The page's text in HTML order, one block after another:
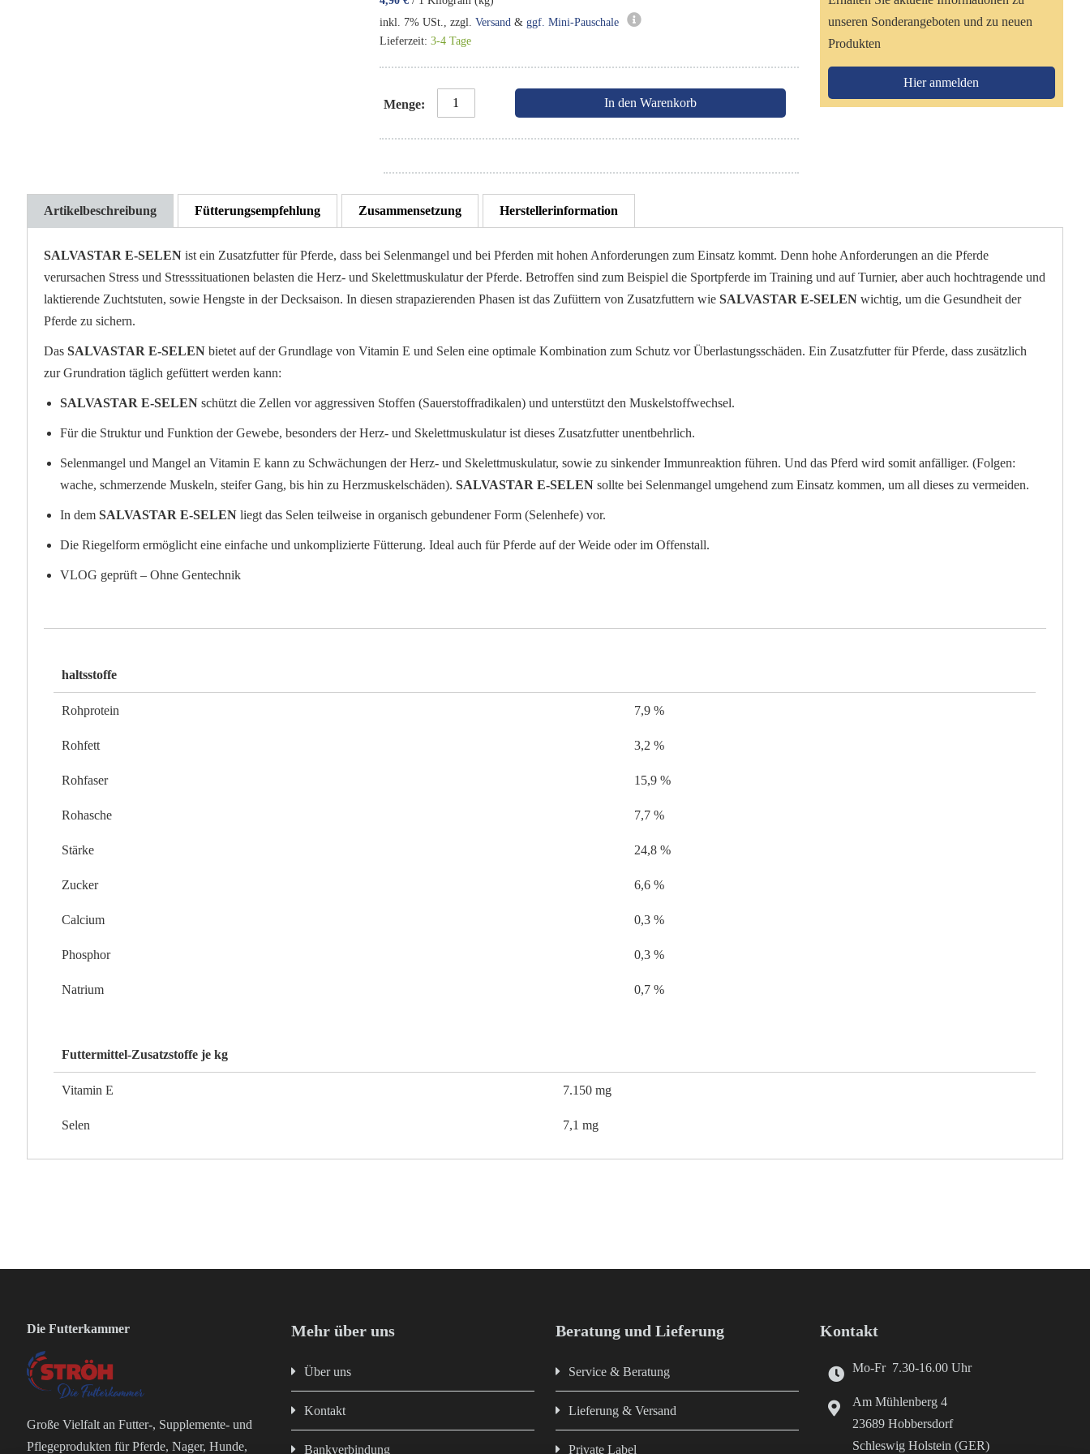
inkl. 7% USt., zzgl. Versand& ggf. Mini-Pauschale
Lieferzeit: 3-4 Tage
Menge In den Warenkorb
unseren Sonderangeboten und zu neuen
Produkten
Hier anmelden
Artikelbeschreibung
SALVASTAR E-SELEN ist ein Zusatzfutter für Pferde, dass bei Selenmangel und bei Pferden mit hohen Anforderungen zum Einsatz kommt. Denn hohe Anforderungen an die Pferde
verursachen Stress und Stresssituationen belasten die Herz- und Skelettmuskulatur der Pferde. Betroffen sind zum Beispiel die Sportpferde im Training und auf Turnier, aber auch hochtragende und
laktierende Zuchtstuten, sowie Hengste in der Decksaison. In diesen strapazierenden Phasen ist das Zufüttern von Zusatzfuttern wieSALVASTAR E-SELEN wichtig, um die Gesundheit der
Pferde zu sichern.
DasSALVASTAR E-SELEN bietet auf der Grundlage von Vitamin E und Selen eine optimale Kombination zum Schutz vor Überlastungsschäden. Ein Zusatzfutter für Pferde, dass zusätzlich
zur Grundration täglich gefüttert werden kann:
SALVASTAR E-SELEN schützt die Zellen vor aggressiven Stoffen (Sauerstoffradikalen) und unterstützt den Muskelstoffwechsel.
Für die Struktur und Funktion der Gewebe, besonders der Herz- und Skelettmuskulatur ist dieses Zusatzfutter unentbehrlich.
Selenmangel und Mangel an Vitamin E kann zu Schwächungen der Herz- und Skelettmuskulatur, sowie zu sinkender Immunreaktion führen. Und das Pferd wird somit anfälliger. (Folgen:
wache, schmerzende Muskeln, steifer Gang, bis hin zu Herzmuskelschäden).SALVASTAR E-SELEN sollte bei Selenmangel umgehend zum Einsatz kommen, um all dieses zu vermeiden.
In demSALVASTAR E-SELEN liegt das Selen teilweise in organisch gebundener Form (Selenhefe) vor.
Die Riegelform ermöglicht eine einfache und unkomplizierte Fütterung. Ideal auch für Pferde auf der Weide oder im Offenstall.
VLOG geprüft – Ohne Gentechnik
haltsstoffe
Rohprotein 7,9 %
Rohfett 3,2 %
Rohfaser 15,9 %
Rohasche 7,7 %
Stärke 24,8 %
Zucker 6,6 %
Calcium 0,3 %
Phosphor 0,3 %
Natrium 0,7 %
Futtermittel-Zusatzstoffe je kg
Vitamin E 7.150 mg
Selen 7,1 mg
Fütterungsempfehlung Zusammensetzung Herstellerinformation
Die Futterkammer
Große Vielfalt an Futter-, Supplemente- und
Pflegeprodukten für Pferde, Nager, Hunde,
Mehr über uns
Über uns
Kontakt
Bankverbindung
Beratung und Lieferung
Service & Beratung
Lieferung & Versand
Private Label
Kontakt
Mo-Fr 7.30-16.00 Uhr
Am Mühlenberg 4
23689 Hobbersdorf
Schleswig Holstein (GER)